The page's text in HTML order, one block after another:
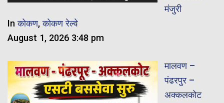
मंजुरी
Inकोकण,कोकण रेल्वे
August 1, 2026 3:48 pm
मालवण –
पंढरपुर –
अक्कलकोट